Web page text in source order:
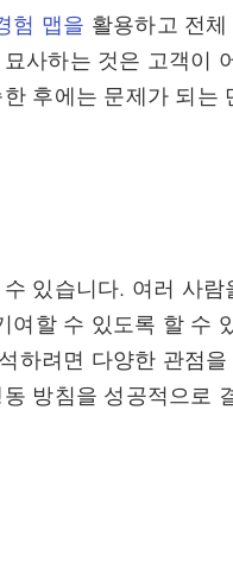
험 맵을 활용하고 전
사하는 것은 고객이
후에는 문제가 되는
있습니다. 여러 사
할 수 있도록 할 수
하려면 다양한 관점
방침을 성공적으로